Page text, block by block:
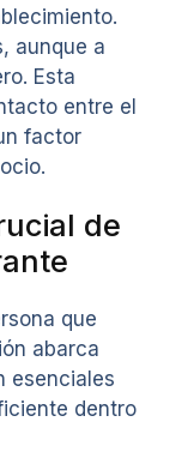
aunque a
Esta
entre el
factor
de
que
abarca
esenciales
dentro